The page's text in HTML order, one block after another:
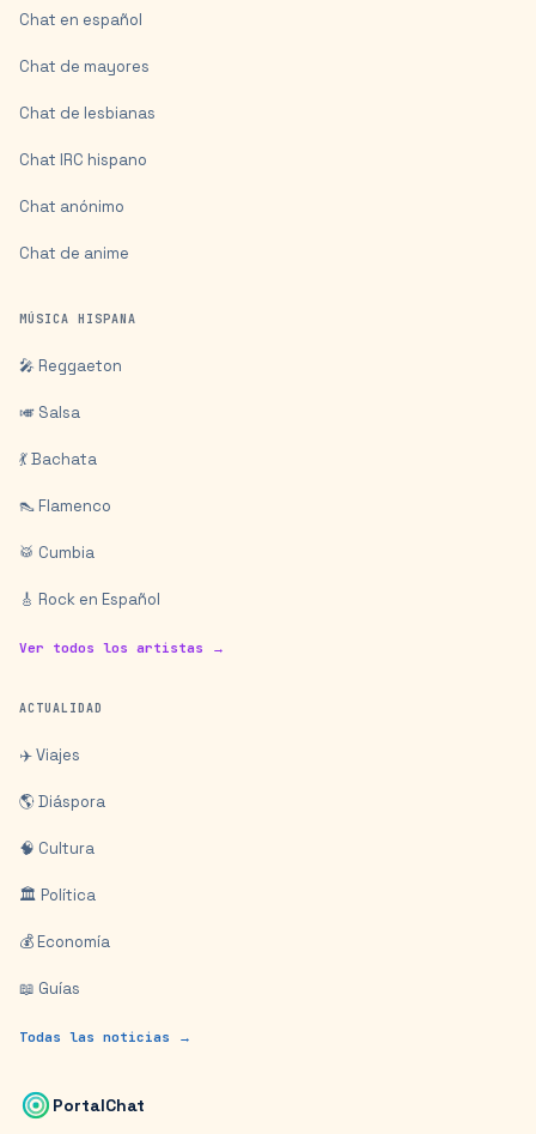
Chat en español
Chat de mayores
Chat de lesbianas
Chat IRC hispano
Chat anónimo
Chat de anime
MÚSICA HISPANA
🎤 Reggaeton
🎺 Salsa
💃 Bachata
👠 Flamenco
🥁 Cumbia
🎸 Rock en Español
Ver todos los artistas →
ACTUALIDAD
✈️ Viajes
🌎 Diáspora
🧠 Cultura
🏛️ Política
💰 Economía
📖 Guías
Todas las noticias →
PortalChat